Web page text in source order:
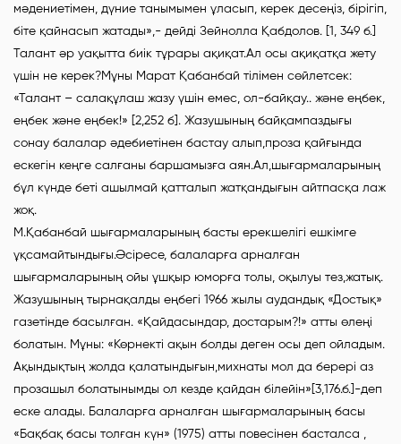
мәдениетімен, дүние танымымен ұласып, керек десеңіз, бірігіп,
біте қайнасып жатады»,- дейді Зейнолла Қабдолов. [1, 349 б.]
Талант әр уақытта биік тұрары ақиқат.Ал осы ақиқатқа жету
үшін не керек?Мұны Марат Қабанбай тілімен сөйлетсек:
«Талант – салақұлаш жазу үшін емес, ол-байқау.. және еңбек,
еңбек және еңбек!» [2,252 б]. Жазушының байқампаздығы
сонау балалар әдебиетінен бастау алып,проза қайғында
ескегін кеңге салғаны баршамызға аян.Ал,шығармаларының
бұл күнде беті ашылмай қатталып жатқандығын айтпасқа лаж
жоқ.
М.Қабанбай шығармаларының басты ерекшелігі ешкімге
ұқсамайтындығы.Әсіресе, балаларға арналған
шығармаларының ойы ұшқыр юморға толы, оқылуы тез,жатық.
Жазушының тырнақалды еңбегі 1966 жылы аудандық «Достық»
газетінде басылған. «Қайдасындар, достарым?!» атты өлеңі
болатын. Мұны: «Көрнекті ақын болды деген осы деп ойладым.
Ақындықтың жолда қалатындығын,михнаты мол да берері аз
прозашыл болатынымды ол кезде қайдан білейін»[3,176.б.]-деп
еске алады. Балаларға арналған шығармаларының басы
«Бақбақ басы толған күн» (1975) атты повесінен басталса ,